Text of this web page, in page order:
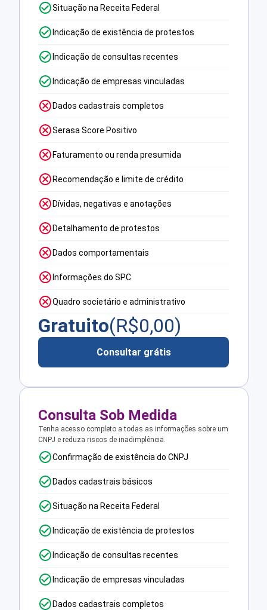
Situação na Receita Federal
Indicação de existência de protestos
Indicação de consultas recentes
Indicação de empresas vinculadas
Dados cadastrais completos
Serasa Score Positivo
Faturamento ou renda presumida
Recomendação e limite de crédito
Dívidas, negativas e anotações
Detalhamento de protestos
Dados comportamentais
Informações do SPC
Quadro societário e administrativo
Gratuito(R$0,00)
Consultar grátis
Consulta Sob Medida
Tenha acesso completo a todas as informações sobre um
CNPJ e reduza riscos de inadimplência.
Confirmação de existência do CNPJ
Dados cadastrais básicos
Situação na Receita Federal
Indicação de existência de protestos
Indicação de consultas recentes
Indicação de empresas vinculadas
Dados cadastrais completos